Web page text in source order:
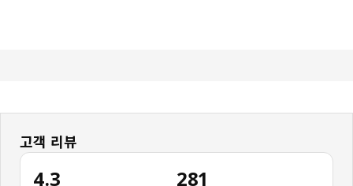
고객 리뷰
4.3 281